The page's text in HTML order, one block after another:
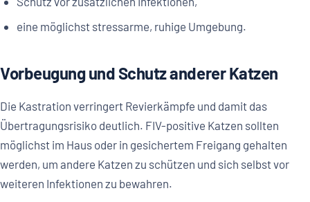
eine möglichst stressarme, ruhige Umgebung.
Vorbeugung und Schutz anderer Katzen
Die Kastration verringert Revierkämpfe und damit das
Übertragungsrisiko deutlich. FIV-positive Katzen sollten
möglichst im Haus oder in gesichertem Freigang gehalten
werden, um andere Katzen zu schützen und sich selbst vor
weiteren Infektionen zu bewahren.